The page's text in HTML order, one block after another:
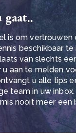
gaat..
is om vertrouwen
beschikbaar
van slechts
u aan te melden
u alle tips
team in uw
nooit meer een